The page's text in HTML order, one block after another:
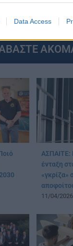
Data Access
ΕΞΕΤΑΣΤΙΚΗ
ΑΣΠΑΙΤΕ:
ένταξη
«γκρίζα»
11/04/